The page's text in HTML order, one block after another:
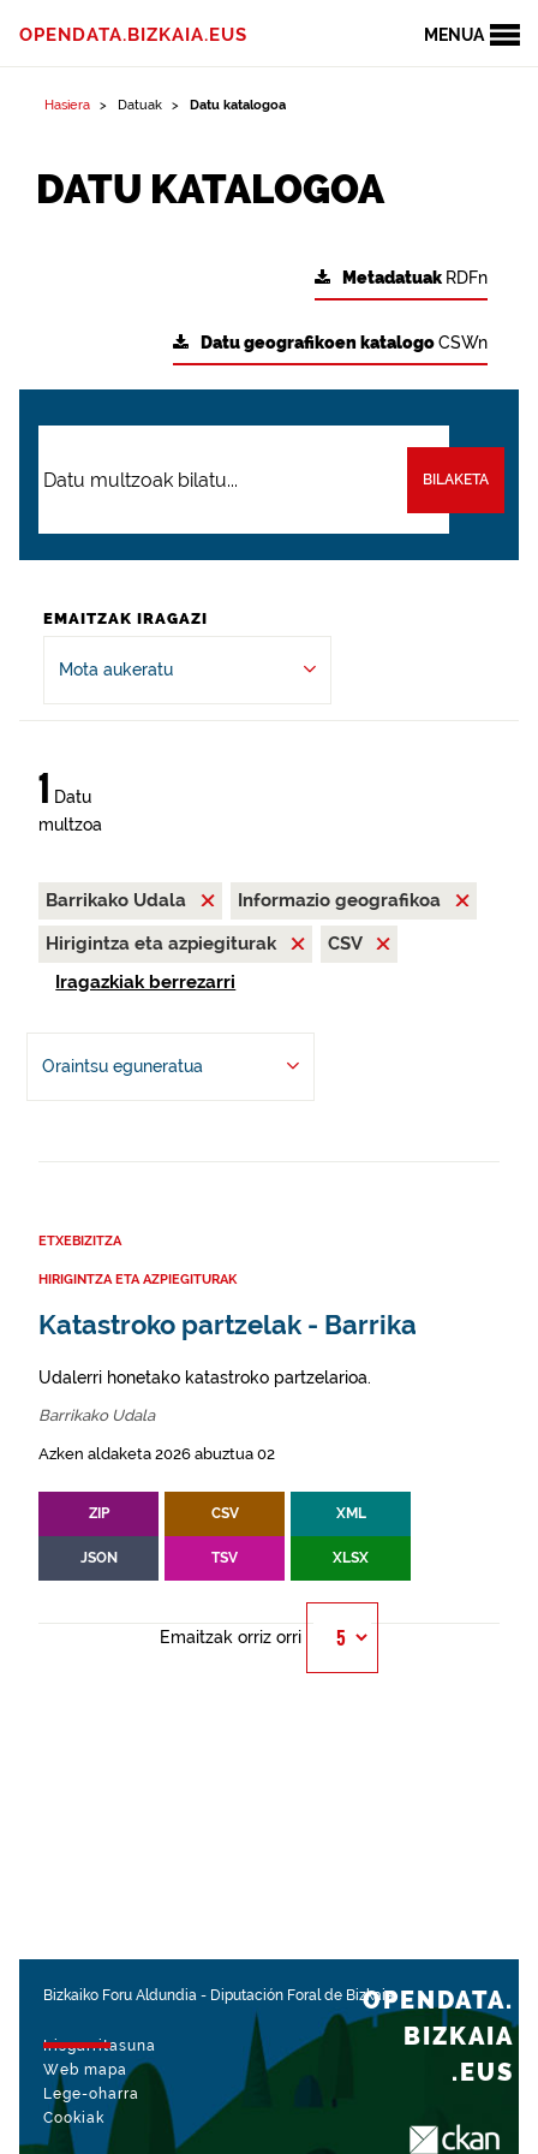
MENUA
OPENDATA.BIZKAIA.EUS
Hasiera Datuak Datu katalogoa
DATU KATALOGOA
Metadatuak RDFn
Datu geografikoen katalogoCSWn
BILAKETA
EMAITZAK IRAGAZI
Mota aukeratu
1 Datu
multzoa
Barrikako Udala
Informazio geografikoa
Hirigintza eta azpiegiturak
CSV
Iragazkiak berrezarri
Oraintsu eguneratua
ETXEBIZITZA
HIRIGINTZA ETA AZPIEGITURAK
Katastroko partzelak - Barrika
Udalerri honetako katastroko partzelarioa.
Barrikako Udala
Azken aldaketa 2026 abuztua 02
ZIP CSV XML
JSON TSV XLSX
Emaitzak orriz orri
Bizkaiko Foru Aldundia - Diputación Foral de Bizkaia
Irisgarritasuna
Web mapa
Lege-oharra
Cookiak
OPENDATA.
BIZKAIA
.EUS